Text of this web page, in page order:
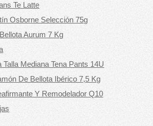
Te Latte
Osborne Selección 75g
Aurum 7 Kg
Talla Mediana Tena Pants 14U
De Bellota Ibérico 7,5 Kg
Y Remodelador Q10